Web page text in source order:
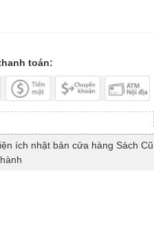
toán:
ích nhật bản cửa hàng Sách Cũ